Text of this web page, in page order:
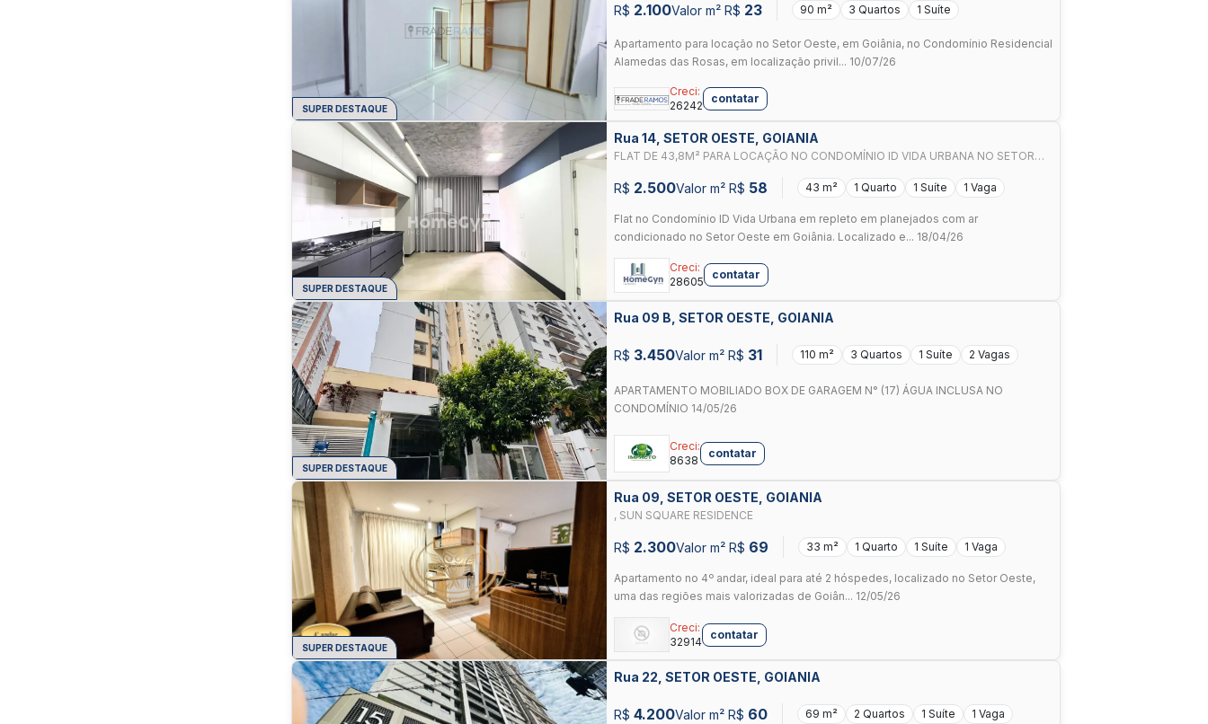
SUPER DESTAQUE
R$ 2.100Valor m² R$ 23 90 m² 3 Quartos 1 Suíte
Apartamento para locação no Setor Oeste, em Goiânia, no Condomínio Residencial
Alamedas das Rosas, em localização privil... 10/07/26
Creci:
26242
contatar
SUPER DESTAQUE
Rua 14, SETOR OESTE, GOIANIA
FLAT DE 43,8M² PARA LOCAÇÃO NO CONDOMÍNIO ID VIDA URBANA NO SETOR
R$ 2.500Valor m² R$ 58 43 m² 1 Quarto 1 Suíte 1 Vaga
Flat no Condomínio ID Vida Urbana em repleto em planejados com ar
condicionado no Setor Oeste em Goiânia. Localizado e... 18/04/26
Creci:
28605
contatar
SUPER DESTAQUE
Rua 09 B, SETOR OESTE, GOIANIA
R$ 3.450Valor m² R$ 31 110 m² 3 Quartos 1 Suíte 2 Vagas
APARTAMENTO MOBILIADO BOX DE GARAGEM N° (17) ÁGUA INCLUSA NO
CONDOMÍNIO 14/05/26
Creci:
8638
contatar
SUPER DESTAQUE
Rua 09, SETOR OESTE, GOIANIA
, SUN SQUARE RESIDENCE
R$ 2.300Valor m² R$ 69 33 m² 1 Quarto 1 Suíte 1 Vaga
Apartamento no 4º andar, ideal para até 2 hóspedes, localizado no Setor Oeste,
uma das regiões mais valorizadas de Goiân... 12/05/26
Creci:
32914
contatar
Rua 22, SETOR OESTE, GOIANIA
R$ 4.200Valor m² R$ 60 69 m² 2 Quartos 1 Suíte 1 Vaga